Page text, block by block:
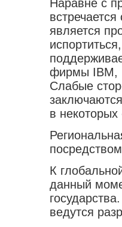
Наравне с
является
фирмы IBM,
Слабые
в некоторых
К
данный
ведутся